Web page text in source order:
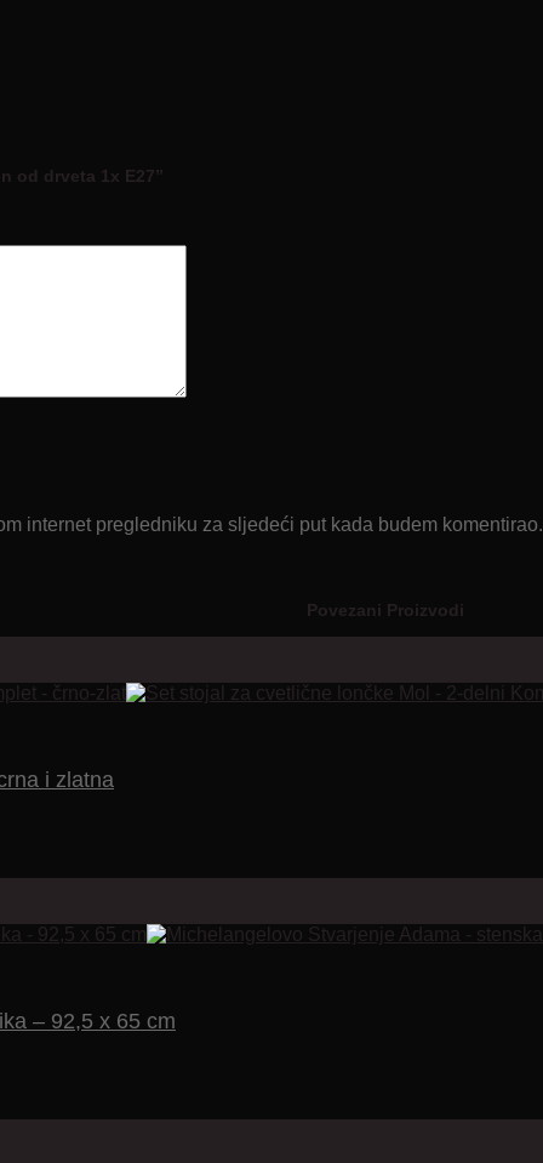
od drveta 1x E27”
internet pregledniku za sljedeći put kada budem komentirao.
Povezani Proizvodi
i zlatna
– 92,5 x 65 cm